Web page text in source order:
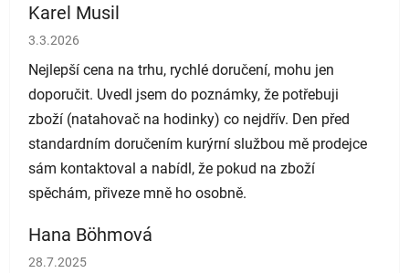
Karel Musil
Hodnocení obchodu je 5 z 5 hvězdiček.
3.3.2026
Nejlepší cena na trhu, rychlé doručení, mohu jen
doporučit. Uvedl jsem do poznámky, že potřebuji
zboží (natahovač na hodinky) co nejdřív. Den před
standardním doručením kurýrní službou mě prodejce
sám kontaktoval a nabídl, že pokud na zboží
spěchám, přiveze mně ho osobně.
Hana Böhmová
Hodnocení obchodu je 5 z 5 hvězdiček.
28.7.2025